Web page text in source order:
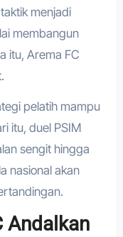
menjadi
membangun
itu, Arema FC
pelatih mampu
itu, duel PSIM
sengit hingga
nasional akan
Andalkan